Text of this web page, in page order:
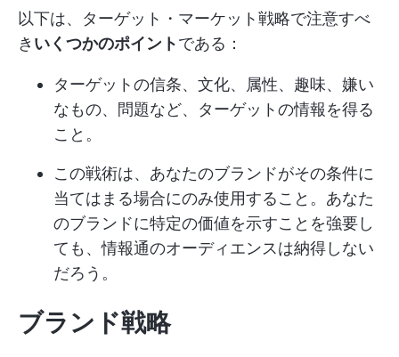
以下は、ターゲット・マーケット戦略で注意すべ
き いくつかのポイントである：
ターゲットの信条、文化、属性、趣味、嫌い
なもの、問題など、ターゲットの情報を得る
こと。
この戦術は、あなたのブランドがその条件に
当てはまる場合にのみ使用すること。あなた
のブランドに特定の価値を示すことを強要し
ても、情報通のオーディエンスは納得しない
だろう。
ブランド戦略